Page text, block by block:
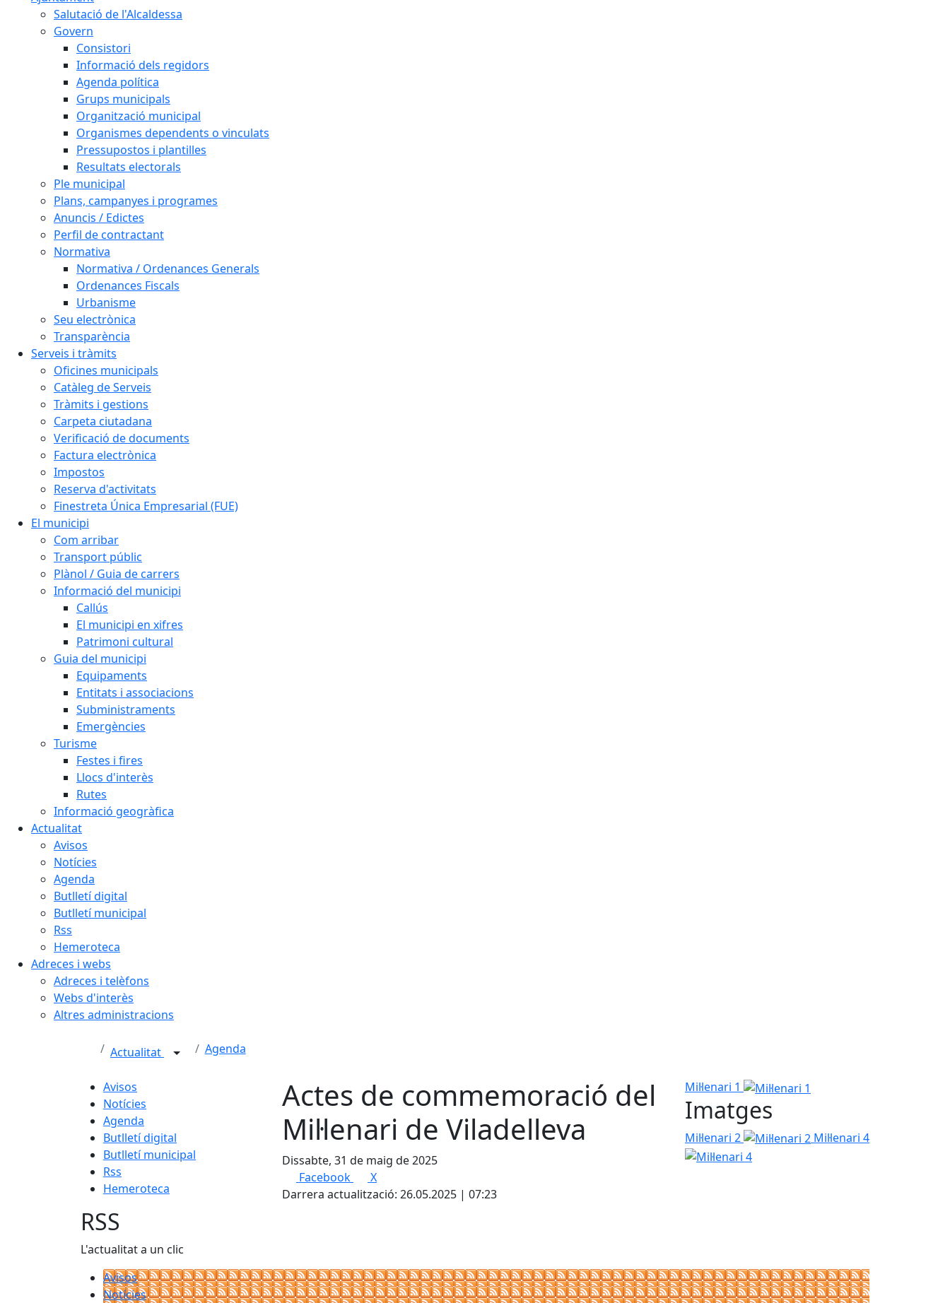
Salutació de l'Alcaldessa
Govern
Consistori
Informació dels regidors
Agenda política
Grups municipals
Organització municipal
Organismes dependents o vinculats
Pressupostos i plantilles
Resultats electorals
Ple municipal
Plans, campanyes i programes
Anuncis / Edictes
Perfil de contractant
Normativa
Normativa / Ordenances Generals
Ordenances Fiscals
Urbanisme
Seu electrònica
Transparència
Serveis i tràmits
Oficines municipals
Catàleg de Serveis
Tràmits i gestions
Carpeta ciutadana
Verificació de documents
Factura electrònica
Impostos
Reserva d'activitats
Finestreta Única Empresarial (FUE)
El municipi
Com arribar
Transport públic
Plànol / Guia de carrers
Informació del municipi
Callús
El municipi en xifres
Patrimoni cultural
Guia del municipi
Equipaments
Entitats i associacions
Subministraments
Emergències
Turisme
Festes i fires
Llocs d'interès
Rutes
Informació geogràfica
Actualitat
Avisos
Notícies
Agenda
Butlletí digital
Butlletí municipal
Rss
Hemeroteca
Adreces i webs
Adreces i telèfons
Webs d'interès
Altres administracions
Actualitat Agenda
Avisos
Notícies
Agenda
Butlletí digital
Butlletí municipal
Rss
Hemeroteca
Actes de commemoració del
Mil·lenari de Viladelleva
Dissabte, 31 de maig de 2025
Facebook
X
Darrera actualització: 26.05.2025 | 07:23
Mil·lenari 1
Imatges
Mil·lenari 2 Mil·lenari 4
RSS
L'actualitat a un clic
Avisos
Notícies